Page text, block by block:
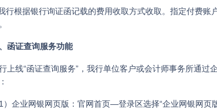
行根据银行询证函记载的费用收取方式收取。指定付费
函证查询服务功能
上线“函证查询服务”，我行单位客户或会计师事务所通
1）企业网银网页版：官网首页—登录区选择“企业网银网